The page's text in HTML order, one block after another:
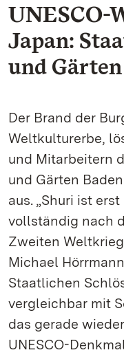
UNESCO-
Japan:
und
Der Brand der
Weltkulturerbe,
und Mitarbeitern
und Gärten
aus. „Shuri ist
vollständig nach
Zweiten
Michael
Staatlichen
vergleichbar mit
das gerade
UNESCO-